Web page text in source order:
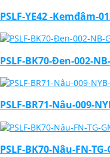
PSLF-YE42 -Kemđâm-
PSLF-BK70-Đen-002-
PSLF-BR71-Nâu-009-
PSLF-BK70-Nâu-FN-TG-